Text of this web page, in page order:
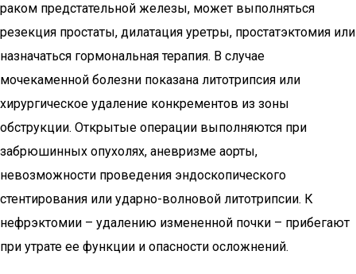
раком предстательной железы, может выполняться
резекция простаты, дилатация уретры, простатэктомия или
назначаться гормональная терапия. В случае
мочекаменной болезни показана литотрипсия или
хирургическое удаление конкрементов из зоны
обструкции. Открытые операции выполняются при
забрюшинных опухолях, аневризме аорты,
невозможности проведения эндоскопического
стентирования или ударно-волновой литотрипсии. К
нефрэктомии – удалению измененной почки – прибегают
при утрате ее функции и опасности осложнений.